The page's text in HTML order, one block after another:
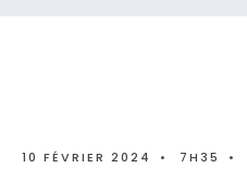
10 FÉVRIER 2024 • 7H35 •